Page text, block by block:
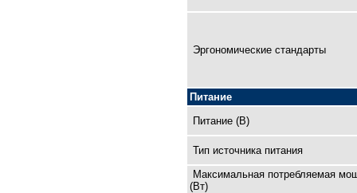
Эргономические стандарты
Питание
Питание (В)
Тип источника питания
Максимальная потребляемая
(Вт)